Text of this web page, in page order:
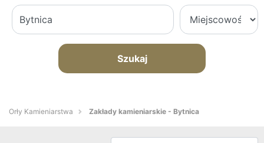
Szukaj
Orły Kamieniarstwa Zakłady kamieniarskie - Bytnica